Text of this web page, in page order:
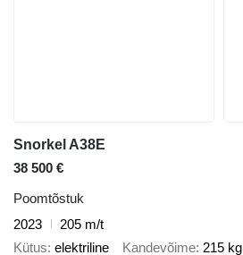
Snorkel A38E
38 500 €
Poomtõstuk
2023
205 m/t
Kütus elektriline Kandevõime 215 kg